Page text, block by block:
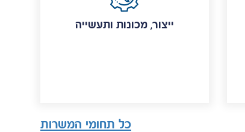
ייצור, מכונות ותעשייה
כל תחומי המשרות